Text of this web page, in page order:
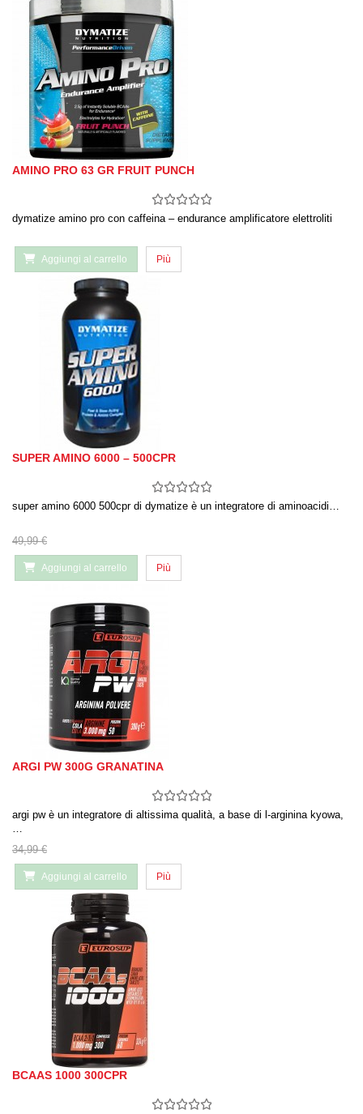
AMINO PRO 63 GR FRUIT PUNCH
dymatize amino pro con caffeina – endurance amplificatore elettroliti
Aggiungi al carrello Più
SUPER AMINO 6000 – 500CPR
super amino 6000 500cpr di dymatize è un integratore di aminoacidi…
49,99 €
Aggiungi al carrello Più
ARGI PW 300G GRANATINA
argi pw è un integratore di altissima qualità, a base di l-arginina kyowa,
…
34,99 €
Aggiungi al carrello Più
BCAAS 1000 300CPR